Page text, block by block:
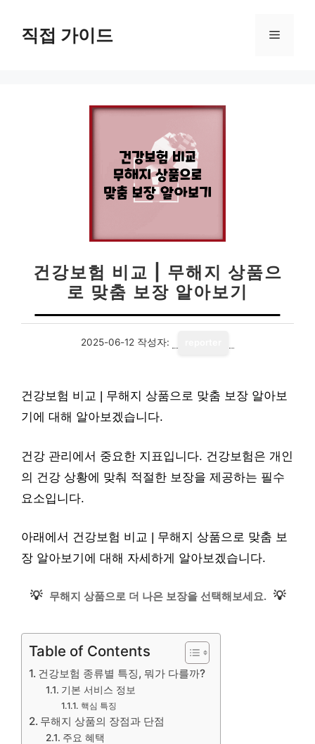
직접 가이드 메
건강보험 비교 | 무해지 상품으
로 맞춤 보장 알아보기
2025-06-12 작성자:
건강보험 비교 | 무해지 상품으로 맞춤 보장 알아보
기에 대해 알아보겠습니다.
건강 관리에서 중요한 지표입니다. 건강보험은 개인
의 건강 상황에 맞춰 적절한 보장을 제공하는 필수
요소입니다.
아래에서 건강보험 비교 | 무해지 상품으로 맞춤 보
장 알아보기에 대해 자세하게 알아보겠습니다.
💡 무해지 상품으로 더 나은 보장을 선택해보세요. 💡
Table of Contents
건강보험 종류별 특징, 뭐가 다를까?
기본 서비스 정보
핵심 특징
무해지 상품의 장점과 단점
주요 혜택